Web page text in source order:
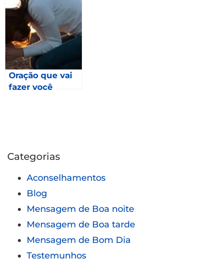
Oração que vai
fazer você
Categorias
Aconselhamentos
Blog
Mensagem de Boa noite
Mensagem de Boa tarde
Mensagem de Bom Dia
Testemunhos